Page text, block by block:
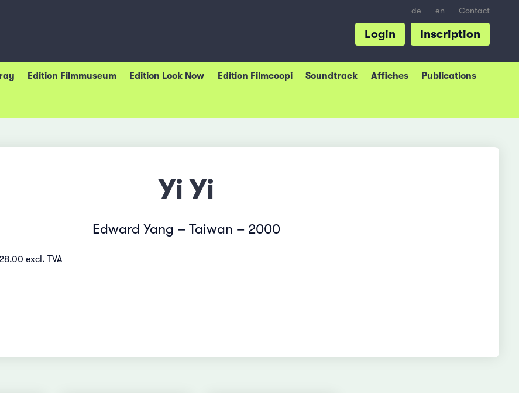
de en Contact
Inscription
Login
Edition Filmmuseum Edition Look Now Edition Filmcoopi Soundtrack Affiches Publications
Yi Yi
Edward Yang – Taiwan – 2000
excl. TVA